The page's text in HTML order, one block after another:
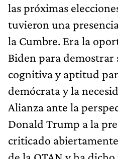
las próximas
tuvieron una
la Cumbre. Era la
Biden para demostrar
cognitiva y aptitud
demócrata y la
Alianza ante la
Donald Trump a la
criticado